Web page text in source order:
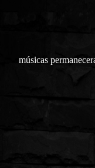
músicas